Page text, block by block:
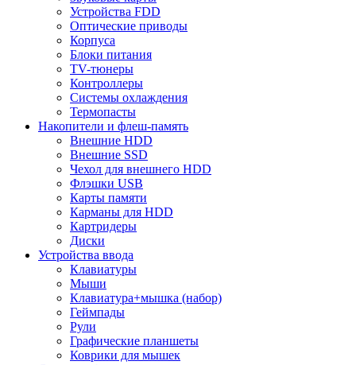
Устройства FDD
Оптические приводы
Корпуса
Блоки питания
TV-тюнеры
Контроллеры
Системы охлаждения
Термопасты
Накопители и флеш-память
Внешние HDD
Внешние SSD
Чехол для внешнего HDD
Флэшки USB
Карты памяти
Карманы для HDD
Картридеры
Диски
Устройства ввода
Клавиатуры
Мыши
Клавиатура+мышка (набор)
Геймпады
Рули
Графические планшеты
Коврики для мышек